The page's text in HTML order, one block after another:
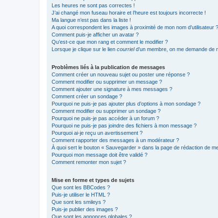
Les heures ne sont pas correctes !
J’ai changé mon fuseau horaire et l’heure est toujours incorrecte !
Ma langue n’est pas dans la liste !
A quoi correspondent les images à proximité de mon nom d’utilisateur ?
Comment puis-je afficher un avatar ?
Qu’est-ce que mon rang et comment le modifier ?
Lorsque je clique sur le lien courrield’un membre, on me demande de
Problèmes liés à la publication de messages
Comment créer un nouveau sujet ou poster une réponse ?
Comment modifier ou supprimer un message ?
Comment ajouter une signature à mes messages ?
Comment créer un sondage ?
Pourquoi ne puis-je pas ajouter plus d’options à mon sondage ?
Comment modifier ou supprimer un sondage ?
Pourquoi ne puis-je pas accéder à un forum ?
Pourquoi ne puis-je pas joindre des fichiers à mon message ?
Pourquoi ai-je reçu un avertissement ?
Comment rapporter des messages à un modérateur ?
À quoi sert le bouton « Sauvegarder » dans la page de rédaction de
Pourquoi mon message doit être validé ?
Comment remonter mon sujet ?
Mise en forme et types de sujets
Que sont les BBCodes ?
Puis-je utiliser le HTML ?
Que sont les smileys ?
Puis-je publier des images ?
Que sont les annonces globales ?